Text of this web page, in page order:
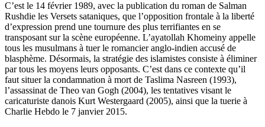
C’est le 14 février 1989, avec la publication du roman de Salman
Rushdie les Versets sataniques, que l’opposition frontale à la liberté
d’expression prend une tournure des plus terrifiantes en se
transposant sur la scène européenne. L’ayatollah Khomeiny appelle
tous les musulmans à tuer le romancier anglo-indien accusé de
blasphème. Désormais, la stratégie des islamistes consiste à éliminer
par tous les moyens leurs opposants. C’est dans ce contexte qu’il
faut situer la condamnation à mort de Taslima Nasreen (1993),
l’assassinat de Theo van Gogh (2004), les tentatives visant le
caricaturiste danois Kurt Westergaard (2005), ainsi que la tuerie à
Charlie Hebdo le 7 janvier 2015.